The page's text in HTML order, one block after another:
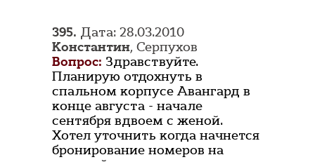
395. Дата: 28.03.2010
Константин, Серпухов
Вопрос: Здравствуйте.
Планирую отдохнуть в
спальном корпусе Авангард в
конце августа - начале
сентября вдвоем с женой.
Хотел уточнить когда начнется
бронирование номеров на